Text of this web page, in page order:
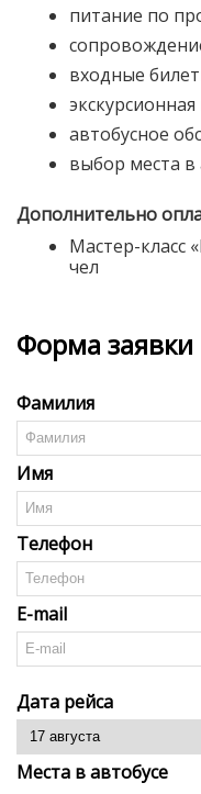
питание по
входные
автобусное
выбор места в
Дополнительно
Мастер-класс
чел
Форма заявки
Фамилия
Имя
Телефон
E-mail
Дата рейса
Места в автобусе